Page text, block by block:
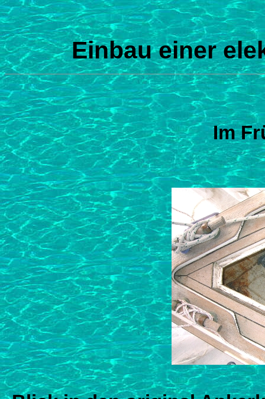
Einbau einer
Im